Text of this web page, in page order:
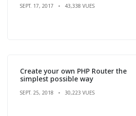
SEPT. 17, 2017 43,338 VUES
Create your own PHP Router the
simplest possible way
SEPT. 25, 2018 30,223 VUES